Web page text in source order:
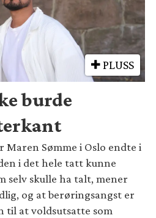
PLUSS
burde
Sømme i Oslo endte i
i det hele tatt kunne
selv skulle ha talt, mener
og at berøringsangst er
til at voldsutsatte som